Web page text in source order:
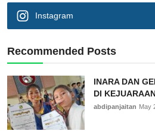
Instagram
Recommended Posts
INARA DAN
DI
abdipanjaitan May